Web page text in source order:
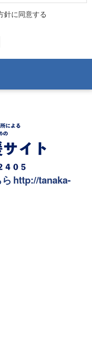
、ご相談者様に安心し、
所のプライバシーポリシ
は、収集目的を明確にし
個人情報の利用は、その
用しており、ご依頼人様
提供は行いません。また
竄、漏洩を防ぐための適
体制と仕組みについて継
重し、個人情報を保護
務所では、本サイトを
ご依頼人様の事前の同
、当事務所はご依頼人
第三者の権利、利益、
針に同意する
http://tanaka-